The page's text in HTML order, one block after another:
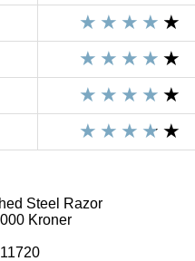
Steel Razor
Kroner